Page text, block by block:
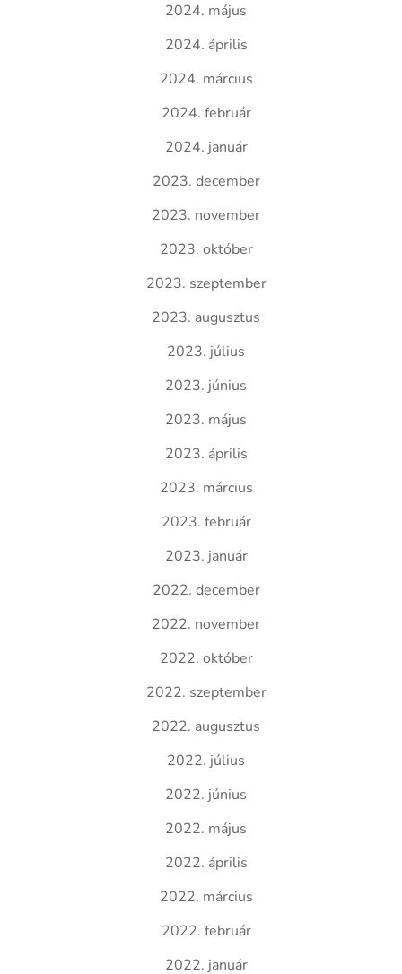
2024. május
2024. április
2024. március
2024. február
2024. január
2023. december
2023. november
2023. október
2023. szeptember
2023. augusztus
2023. július
2023. június
2023. május
2023. április
2023. március
2023. február
2023. január
2022. december
2022. november
2022. október
2022. szeptember
2022. augusztus
2022. július
2022. június
2022. május
2022. április
2022. március
2022. február
2022. január